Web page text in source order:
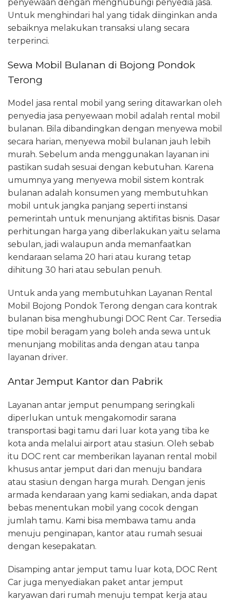
penyewaan dengan menghubungi penyedia jasa.
Untuk menghindari hal yang tidak diinginkan anda
sebaiknya melakukan transaksi ulang secara
terperinci.
Sewa Mobil Bulanan di Bojong Pondok
Terong
Model jasa rental mobil yang sering ditawarkan oleh
penyedia jasa penyewaan mobil adalah rental mobil
bulanan. Bila dibandingkan dengan menyewa mobil
secara harian, menyewa mobil bulanan jauh lebih
murah. Sebelum anda menggunakan layanan ini
pastikan sudah sesuai dengan kebutuhan. Karena
umumnya yang menyewa mobil sistem kontrak
bulanan adalah konsumen yang membutuhkan
mobil untuk jangka panjang seperti instansi
pemerintah untuk menunjang aktifitas bisnis. Dasar
perhitungan harga yang diberlakukan yaitu selama
sebulan, jadi walaupun anda memanfaatkan
kendaraan selama 20 hari atau kurang tetap
dihitung 30 hari atau sebulan penuh.
Untuk anda yang membutuhkan Layanan Rental
Mobil Bojong Pondok Terong dengan cara kontrak
bulanan bisa menghubungi DOC Rent Car. Tersedia
tipe mobil beragam yang boleh anda sewa untuk
menunjang mobilitas anda dengan atau tanpa
layanan driver.
Antar Jemput Kantor dan Pabrik
Layanan antar jemput penumpang seringkali
diperlukan untuk mengakomodir sarana
transportasi bagi tamu dari luar kota yang tiba ke
kota anda melalui airport atau stasiun. Oleh sebab
itu DOC rent car memberikan layanan rental mobil
khusus antar jemput dari dan menuju bandara
atau stasiun dengan harga murah. Dengan jenis
armada kendaraan yang kami sediakan, anda dapat
bebas menentukan mobil yang cocok dengan
jumlah tamu. Kami bisa membawa tamu anda
menuju penginapan, kantor atau rumah sesuai
dengan kesepakatan.
Disamping antar jemput tamu luar kota, DOC Rent
Car juga menyediakan paket antar jemput
karyawan dari rumah menuju tempat kerja atau